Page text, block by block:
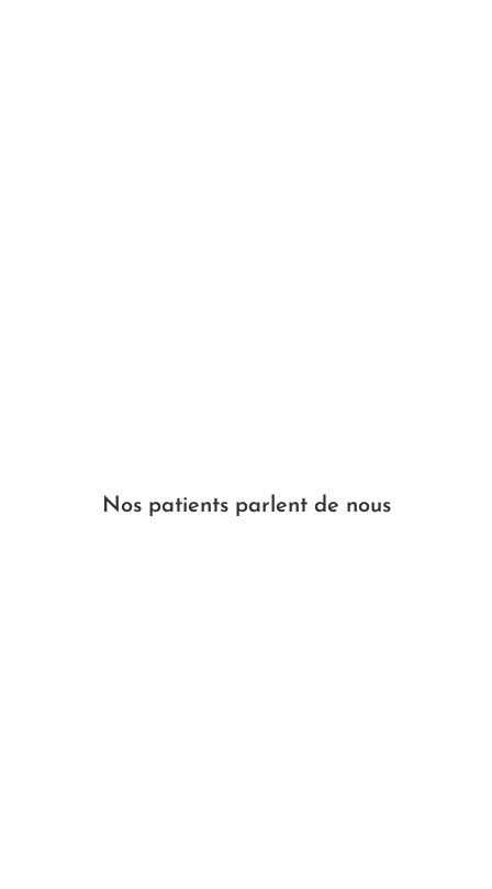
Nos patients parlent de nous